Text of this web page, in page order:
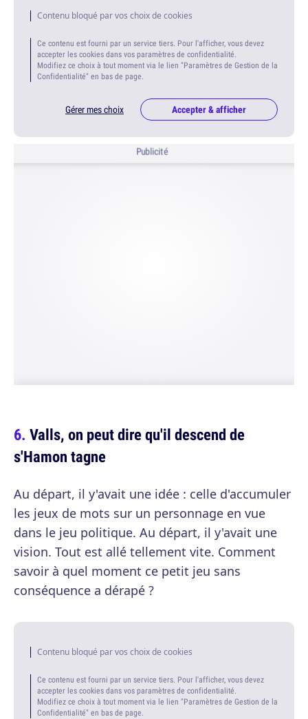
Contenu bloqué par vos choix de cookies
Ce contenu est fourni par un service tiers. Pour l'afficher, vous devez
accepter les cookies dans vos paramètres de confidentialité.
Modifiez ce choix à tout moment via le lien "Paramètres de Gestion de la
Confidentialité" en bas de page.
Gérer mes choix Accepter & afficher
Publicité
Valls, on peut dire qu'il descend de
s'Hamon tagne
Au départ, il y'avait une idée : celle d'accumuler
les jeux de mots sur un personnage en vue
dans le jeu politique. Au départ, il y'avait une
vision. Tout est allé tellement vite. Comment
savoir à quel moment ce petit jeu sans
conséquence a dérapé ?
Contenu bloqué par vos choix de cookies
Ce contenu est fourni par un service tiers. Pour l'afficher, vous devez
accepter les cookies dans vos paramètres de confidentialité.
Modifiez ce choix à tout moment via le lien "Paramètres de Gestion de la
Confidentialité" en bas de page.